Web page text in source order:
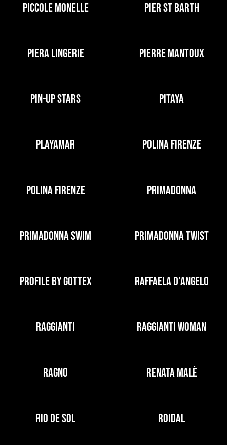
PICCOLE MONELLE PIER ST BARTH
PIERA LINGERIE PIERRE MANTOUX
PIN-UP STARS PITAYA
PLAYAMAR POLINA FIRENZE
POLINA FIRENZE PRIMADONNA
PRIMADONNA SWIM PRIMADONNA TWIST
PROFILE BY GOTTEX RAFFAELA D’ANGELO
RAGGIANTI RAGGIANTI WOMAN
RAGNO RENATA MALÈ
RIO DE SOL ROIDAL